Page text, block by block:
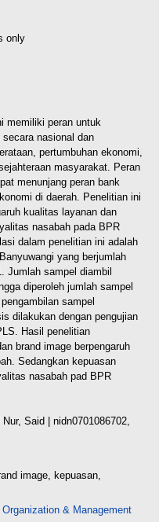
only
memiliki peran untuk
nasional dan
pertumbuhan ekonomi,
masyarakat. Peran
menunjang peran bank
di daerah. Penelitian ini
kualitas layanan dan
nasabah pada BPR
dalam penelitian ini adalah
yang berjumlah
Jumlah sampel diambil
diperoleh jumlah sampel
sampel
dilakukan dengan pengujian
Hasil penelitian
brand image berpengaruh
Sedangkan kepuasan
nasabah pad BPR
Nur, Said | nidn0701086702,
image, kepuasan,
Organization & Management